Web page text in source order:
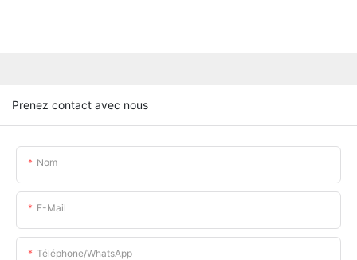
Prenez contact avec nous
Nom
E-Mail
Téléphone/WhatsApp